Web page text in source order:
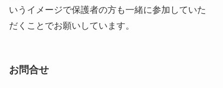
いうイメージで保護者の方も一緒に参加していた
だくことでお願いしています。
お問合せ